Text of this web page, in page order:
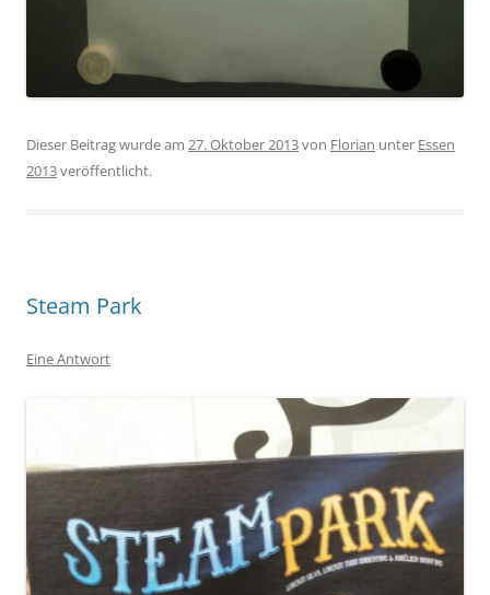
Dieser Beitrag wurde am 27. Oktober 2013von Florian unter Essen
2013veröffentlicht.
Steam Park
Eine Antwort